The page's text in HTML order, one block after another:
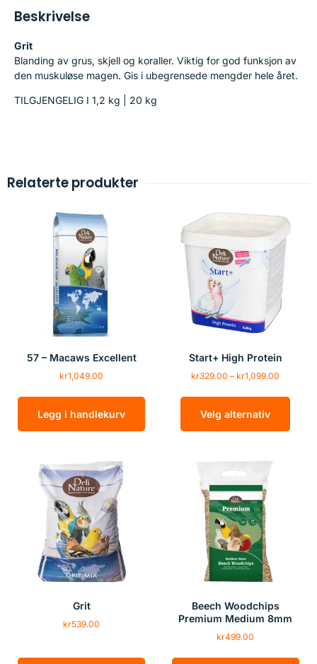
Beskrivelse
Grit
Blanding av grus, skjell og koraller. Viktig for god funksjon av
den muskuløse magen. Gis i ubegrensede mengder hele året.
TILGJENGELIG I 1,2 kg | 20 kg
Relaterte produkter
57 – Macaws Excellent
kr1,049.00
Legg i handlekurv
Start+ High Protein
kr329.00 – kr1,099.00
Velg alternativ
Grit
kr539.00
Beech Woodchips
Premium Medium 8mm
kr499.00